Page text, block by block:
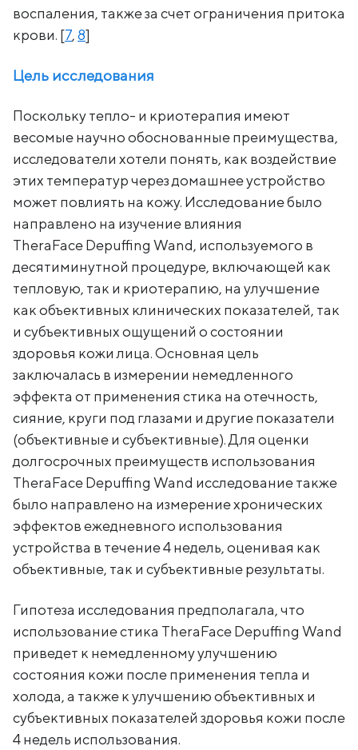
воспаления, также за счет ограничения притока
крови. [7,8]
Цель исследования
Поскольку тепло- и криотерапия имеют
весомые научно обоснованные преимущества,
исследователи хотели понять, как воздействие
этих температур через домашнее устройство
может повлиять на кожу. Исследование было
направлено на изучение влияния
TheraFace Depuffing Wand, используемого в
десятиминутной процедуре, включающей как
тепловую, так и криотерапию, на улучшение
как объективных клинических показателей, так
и субъективных ощущений о состоянии
здоровья кожи лица. Основная цель
заключалась в измерении немедленного
эффекта от применения стика на отечность,
сияние, круги под глазами и другие показатели
(объективные и субъективные). Для оценки
долгосрочных преимуществ использования
TheraFace Depuffing Wand исследование также
было направлено на измерение хронических
эффектов ежедневного использования
устройства в течение 4 недель, оценивая как
объективные, так и субъективные результаты.
Гипотеза исследования предполагала, что
использование стика TheraFace Depuffing Wand
приведет к немедленному улучшению
состояния кожи после применения тепла и
холода, а также к улучшению объективных и
субъективных показателей здоровья кожи после
4 недель использования.